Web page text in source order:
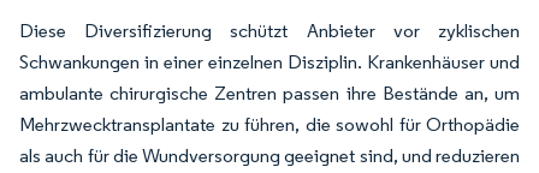
Diese Diversifizierung schützt Anbieter vor zyklischen
Schwankungen in einer einzelnen Disziplin. Krankenhäuser und
ambulante chirurgische Zentren passen ihre Bestände an, um
Mehrzwecktransplantate zu führen, die sowohl für Orthopädie
als auch für die Wundversorgung geeignet sind, und reduzieren